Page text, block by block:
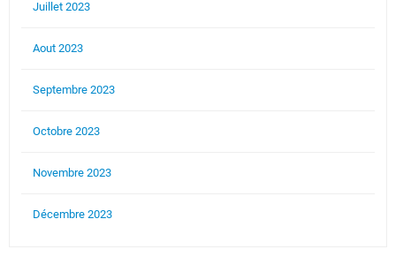
Juillet 2023
Aout 2023
Septembre 2023
Octobre 2023
Novembre 2023
Décembre 2023